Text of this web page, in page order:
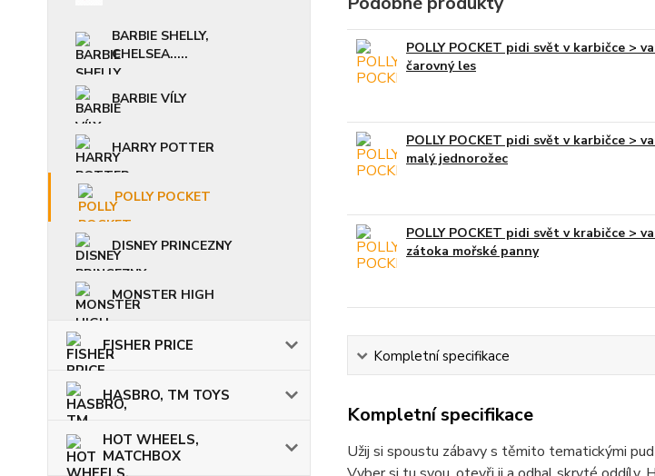
BARBIE SHELLY,
CHELSEA.....
BARBIE VÍLY
HARRY POTTER
POLLY POCKET
DISNEY PRINCEZNY
MONSTER HIGH
FISHER PRICE
HASBRO, TM TOYS
HOT WHEELS,
MATCHBOX
POLLY POCKET pidi svět v karbičce >
čarovný les
POLLY POCKET pidi svět v karbičce >
malý jednorožec
POLLY POCKET pidi svět v krabičce >
zátoka mořské panny
Kompletní specifikace
Kompletní specifikace
Užij si spoustu zábavy s těmito tematickými